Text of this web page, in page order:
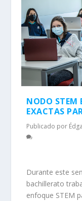
NODO STEM
EXACTAS
Publicado por
Durante este
bachillerato
enfoque STEM